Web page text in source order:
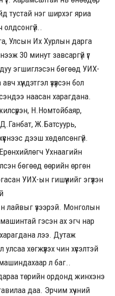
тустай нэг ширхэг яриа
олдсонгүй..
Улсын Их Хурлын дарга
30 минут завсаргүй үг
эгшиглэсэн бөгөөд УИХ-
хүндэтгэл үзүүлсэн бол
наасан харагдана.
Н.Номтойбаяр,
Ж.Батсуурь,
дээш хөдөлсөнгүй.
Ухнаагийн
бөгөөд өөрийн өргөн
УИХ-ын гишүүнийг эгүүлэн
лайвыг үзээрэй. Монголын
гэсэн ах эгч нар
лээ. Дутаж
улсаа хөгжүүлэх чин хүсэлтэй
л баг..
төрийн ордонд жинхэнэ
даа. Эрчим хүчний